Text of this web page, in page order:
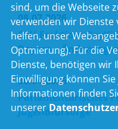
08.07.2026
CSU-Fraktion:
Bayern –
30.04.2026
Parlamentarisches
Jugendfürsorge
sind, um die Webseite
verwenden wir
helfen, unser
Optmierung). Für die
Dienste, benötigen wir
Einwilligung können
Informationen finden
unserer